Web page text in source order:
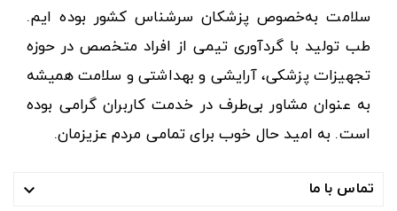
سلامت به‌خصوص پزشکان سرشناس کشور بوده ایم.
طب تولید با گردآوری تیمی از افراد متخصص در حوزه
تجهیزات پزشکی، آرایشی و بهداشتی و سلامت همیشه
به عنوان مشاور بی‌طرف در خدمت کاربران گرامی بوده
است. به امید حال خوب برای تمامی مردم عزیزمان.
تماس با ما 